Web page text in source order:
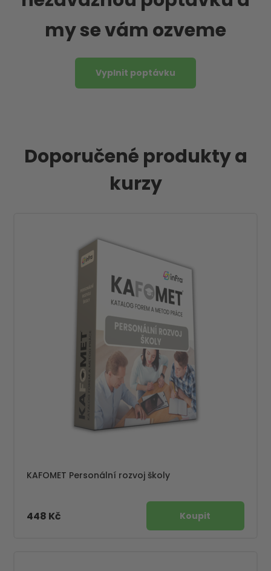
my se vám ozveme
Vyplnit poptávku
Doporučené produkty a
kurzy
KAFOMET Personální rozvoj školy
448 Kč